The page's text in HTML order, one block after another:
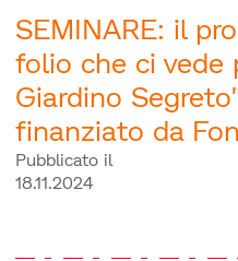
SEMINARE: il
folio che ci vede
Giardino
finanziato da
Pubblicato il
18.11.2024